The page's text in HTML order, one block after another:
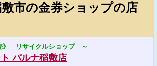
市の金券ショップの店
》 リサイクルショップ ～
パルナ稲敷店